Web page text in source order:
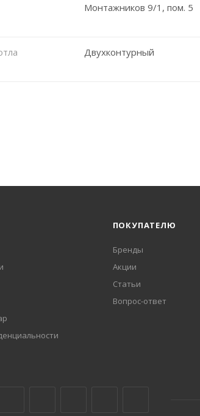
Монтажников 9/1, пом. 5
Двухконтурный
ПОКУПАТЕЛЮ
Бренды
Акции
Статьи
Вопрос-ответ